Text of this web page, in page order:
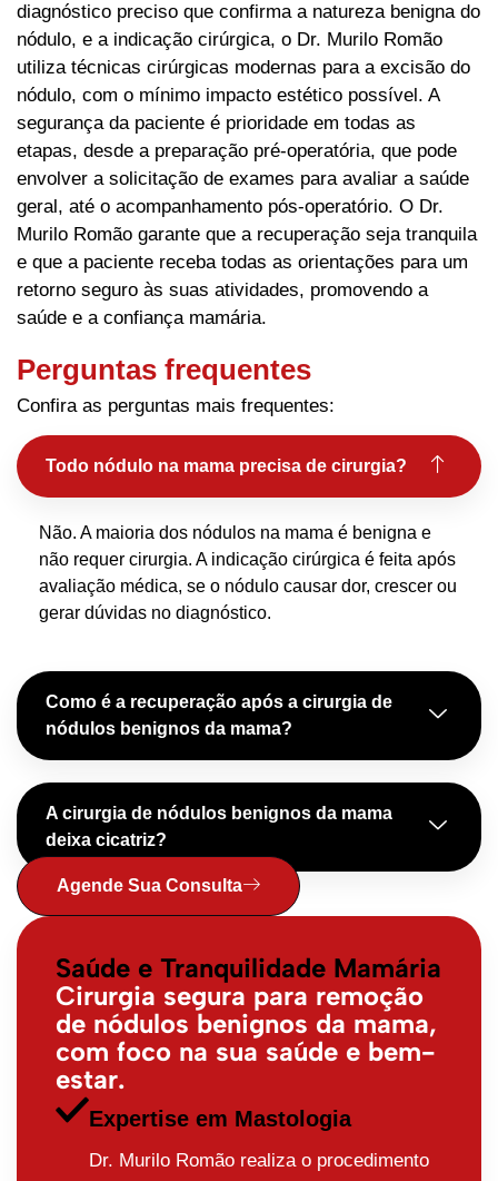
Saúde e Tranquilidade Mamária
Cirurgia segura para remoção
de nódulos benignos da mama,
com foco na sua saúde e bem-
estar.
Expertise em Mastologia
Dr. Murilo Romão realiza o procedimento
diagnóstico preciso que confirma a natureza benigna do
nódulo, e a indicação cirúrgica, o Dr. Murilo Romão
utiliza técnicas cirúrgicas modernas para a excisão do
nódulo, com o mínimo impacto estético possível. A
segurança da paciente é prioridade em todas as
etapas, desde a preparação pré-operatória, que pode
envolver a solicitação de exames para avaliar a saúde
geral, até o acompanhamento pós-operatório. O Dr.
Murilo Romão garante que a recuperação seja tranquila
e que a paciente receba todas as orientações para um
retorno seguro às suas atividades, promovendo a
saúde e a confiança mamária.
Perguntas frequentes
Confira as perguntas mais frequentes:
Todo nódulo na mama precisa de cirurgia?
Não. A maioria dos nódulos na mama é benigna e
não requer cirurgia. A indicação cirúrgica é feita após
avaliação médica, se o nódulo causar dor, crescer ou
gerar dúvidas no diagnóstico.
Como é a recuperação após a cirurgia de
nódulos benignos da mama?
A cirurgia de nódulos benignos da mama
deixa cicatriz?
Agende Sua Consulta